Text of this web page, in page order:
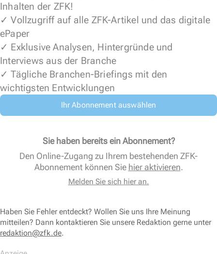
Inhalten der ZFK!
✓ Vollzugriff auf alle ZFK-Artikel und das digitale
ePaper
✓ Exklusive Analysen, Hintergründe und
Interviews aus der Branche
✓ Tägliche Branchen-Briefings mit den
wichtigsten Entwicklungen
Ihr Abonnement auswählen
Sie haben bereits ein Abonnement?
Den Online-Zugang zu Ihrem bestehenden ZFK-
Abonnement können Sie hier aktivieren.
Melden Sie sich hier an.
Haben Sie Fehler entdeckt? Wollen Sie uns Ihre Meinung
mitteilen? Dann kontaktieren Sie unsere Redaktion gerne unter
redaktion@zfk.de.